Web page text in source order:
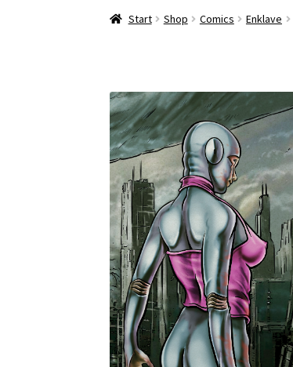
Start Shop Comics Enklave